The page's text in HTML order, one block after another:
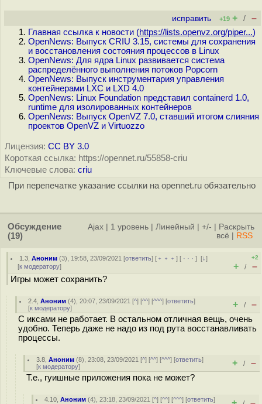
исправить +19 + / –
Главная ссылка к новости (https://lists.openvz.org/piper...)
OpenNews: Выпуск CRIU 3.15, системы для сохранения
и восстановления состояния процессов в Linux
OpenNews: Для ядра Linux развивается система
распределённого выполнения потоков Popcorn
OpenNews: Выпуск инструментария управления
контейнерами LXC и LXD 4.0
OpenNews: Linux Foundation представил containerd 1.0,
runtime для изолированных контейнеров
OpenNews: Выпуск OpenVZ 7.0, ставший итогом слияния
проектов OpenVZ и Virtuozzo
Лицензия: CC BY 3.0
Короткая ссылка: https://opennet.ru/55858-criu
Ключевые слова: criu
При перепечатке указание ссылки на opennet.ru обязательно
Обсуждение
(19)
Ajax 1 уровень Линейный +/-
Раскрыть
всё
RSS
1.3 ,Аноним (3), 19:58, 23/09/2021 [ответить] [ ﹢﹢﹢] [ · · ·][↓]
[к модератору]
+2
+ / –
Игры может сохранить?
2.4 ,Аноним (4), 20:07, 23/09/2021 [^] [^^] [^^^] [ответить]
[к модератору] + / –
С иксами не работает. В остальном отличная вещь, очень
удобно. Теперь даже не надо из под рута восстанавливать
процессы.
3.8 ,Аноним (8), 23:08, 23/09/2021 [^] [^^] [^^^] [ответить]
[к модератору] + / –
Т.е., гуишные приложения пока не может?
4.10 ,Аноним (4), 23:18, 23/09/2021 [^] [^^] [^^^] [ответить]